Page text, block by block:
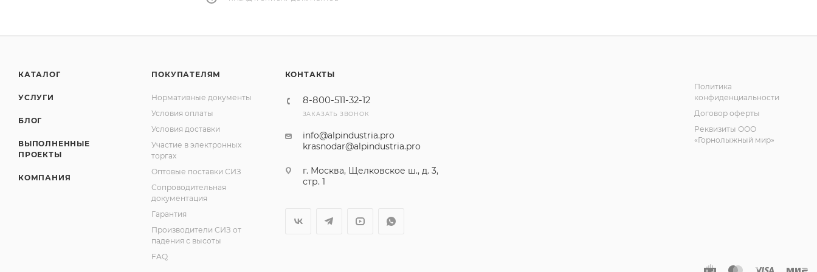
КАТАЛОГ
УСЛУГИ
БЛОГ
ВЫПОЛНЕННЫЕ
ПРОЕКТЫ
КОМПАНИЯ
ПОКУПАТЕЛЯМ
Нормативные документы
Условия оплаты
Условия доставки
Участие в электронных
торгах
Оптовые поставки СИЗ
Сопроводительная
документация
Гарантия
Производители СИЗ от
падения с высоты
FAQ
КОНТАКТЫ
8-800-511-32-12
ЗАКАЗАТЬ ЗВОНОК
info@alpindustria.pro
krasnodar@alpindustria.pro
г. Москва, Щелковское ш., д. 3,
стр. 1
Политика
конфиденциальности
Договор оферты
Реквизиты ООО
«Горнолыжный мир»